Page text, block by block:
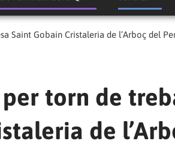
Saint Gobain Cristaleria de l’Arboç del
per torn de
de